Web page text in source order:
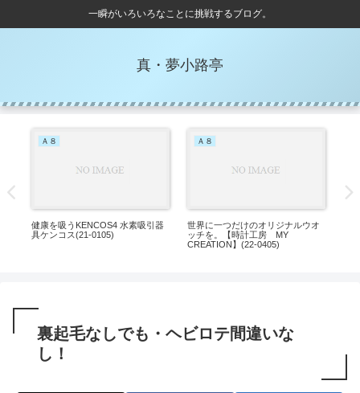
一瞬がいろいろなことに挑戦するブログ。
真・夢小路亭
Ａ８
健康を吸うKENCOS4 水素吸引器
具ケンコス(21-0105)
Ａ８
世界に一つだけのオリジナルウオ
ッチを。【時計工房 MY
CREATION】(22-0405)
裏起毛なしでも・ヘビロテ間違いな
し！